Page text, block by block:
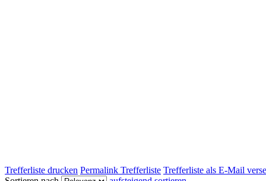
Trefferliste drucken Permalink Trefferliste Trefferliste als E-Mail